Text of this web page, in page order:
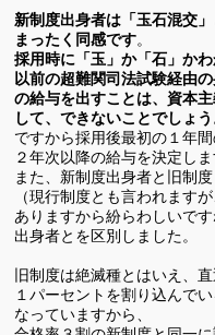
新制度出身者は「玉石混交」
まったく同感です。
採用時に「玉」か「石」かわ
以前の超難関司法試験経由の
の給与を出すことは、資本
して、できないことでしょう
ですから採用後最初の１年間
２年次以降の給与を決定しま
また、新制度出身者と旧制度
（現行制度とも言われますが
ありますから紛らわしいです
出身者とを区別しました。
旧制度は絶滅種とはいえ、
１パーセントを割り込んで
なっていますから、